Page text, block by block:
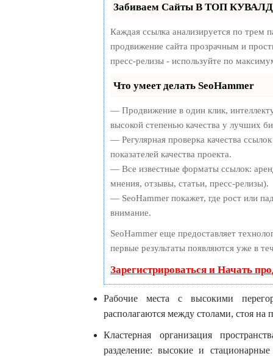
Забиваем Сайты В ТОП
Каждая ссылка анализируется по трем
продвижение сайта прозрачным и
пресс-релизы - используйте по
Что умеет делать SeoHammer
— Продвижение в один клик,
высокой степенью качества у лучших
— Регулярная проверка качества
показателей качества проекта.
— Все известные форматы ссылок:
мнения, отзывы, статьи, пресс-релизы).
— SeoHammer покажет, где рост или
внимание.
SeoHammer еще предоставляет
первые результаты появляются уже в
Зарегистрироваться и Начать
Рабочие места с высокими
располагаются между столами, стоя на
Кластерная организация
разделение: высокие и